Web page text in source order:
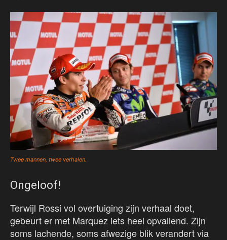
Twee mannen, twee verhalen.
Ongeloof!
Terwijl Rossi vol overtuiging zijn verhaal doet,
gebeurt er met Marquez iets heel opvallend. Zijn
soms lachende, soms afwezige blik verandert via